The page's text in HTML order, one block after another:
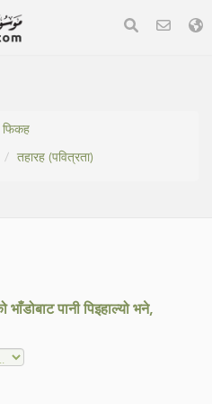
तहारह (पवित्रता)
पानी पिइहाल्यो भने,